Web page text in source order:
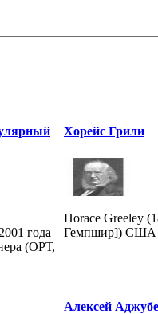
года
(ОРТ,
Хорейс Грили
Horace Greeley
Гемпшир]) США
Алексей